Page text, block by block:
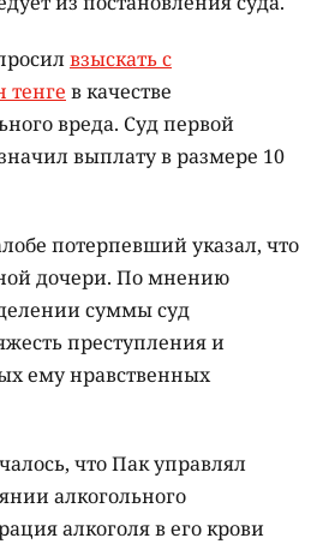
взыскать с
тенге в качестве
вреда. Суд первой
выплату в размере 10
потерпевший указал, что
дочери. По мнению
суммы суд
преступления и
ему нравственных
что Пак управлял
алкогольного
алкоголя в его крови